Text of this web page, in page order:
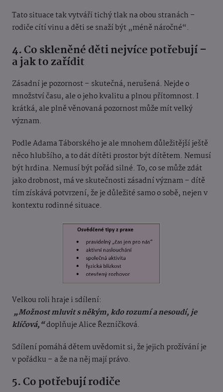
Tato situace tak vytváří tichý tlak na obou stranách –
rodiče cítí vinu a děti se snaží být „méně náročné“.
4. Co skleněné děti nejvíce potřebují –
a jak to zařídit
Zásadní je pozornost – skutečná, nerušená. Nejde o
množství času, ale o jeho kvalitu a plnou přítomnost. I
krátká, ale plně věnovaná pozornost může mít velký
význam.
Podle Adama Táborského je ale mnohem důležitější ještě
něco hlubšího, a to dátdítěti prostor být dítětem. Nemusí
být hrdina. Nemusí být pořád silné. To, co se může zdát
jako drobnost, má ve skutečnosti zásadní význam – dítě
tím získává potvrzení, že je důležité samo o sobě, nejen v
kontextu rodinné situace.
Velkou roli hraje i sdílení:
„Možnost mluvit s někým, kdo rozumí a nesoudí, je
klíčová,“doplňuje Alice Řezníčková.
Sdílení pomáhá dětem uvědomit si, že jejich prožívání je
v pořádku – a že na něj mají právo.
5. Co potřebují rodiče